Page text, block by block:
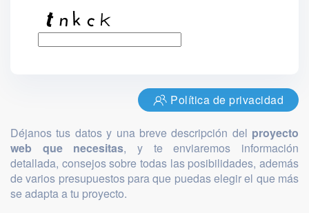
Política de privacidad
Déjanos tus datos y una breve descripción del proyecto
web que necesitas, y te enviaremos información
detallada, consejos sobre todas las posibilidades, además
de varios presupuestos para que puedas elegir el que más
se adapta a tu proyecto.